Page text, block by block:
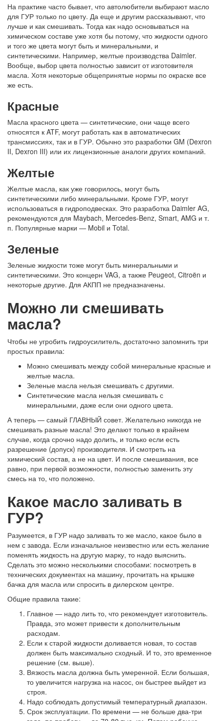
На практике часто бывает, что автолюбители выбирают масло
для ГУР только по цвету. Да еще и другим рассказывают, что
лучше и как смешивать. Тогда как надо основываться на
химическом составе уже хотя бы потому, что жидкости одного
и того же цвета могут быть и минеральными, и
синтетическими. Например, желтые производства Daimler.
Вообще, выбор цвета полностью зависит от изготовителя
масла. Хотя некоторые общепринятые нормы по окраске все
же есть.
Красные
Масла красного цвета — синтетические, они чаще всего
относятся к ATF, могут работать как в автоматических
трансмиссиях, так и в ГУР. Обычно это разработки GM (Dexron
II, Dexron III) или их лицензионные аналоги других компаний.
Желтые
Желтые масла, как уже говорилось, могут быть
синтетическими либо минеральными. Кроме ГУР, могут
использоваться в гидроподвесках. Это разработка Daimler AG,
рекомендуются для Maybach, Mercedes-Benz, Smart, AMG и т.
п. Популярные марки — Mobil и Total.
Зеленые
Зеленые жидкости тоже могут быть минеральными и
синтетическими. Это концерн VAG, а также Peugeot, Citroën и
некоторые другие. Для АКПП не предназначены.
Можно ли смешивать
масла?
Чтобы не угробить гидроусилитель, достаточно запомнить три
простых правила:
Можно смешивать между собой минеральные красные и
желтые масла.
Зеленые масла нельзя смешивать с другими.
Синтетические масла нельзя смешивать с
минеральными, даже если они одного цвета.
А теперь — самый ГЛАВНЫЙ совет. Желательно никогда не
смешивать разные масла! Это делают только в крайнем
случае, когда срочно надо долить, и только если есть
разрешение (допуск) производителя. И смотреть на
химический состав, а не на цвет. И после смешивания, все
равно, при первой возможности, полностью заменить эту
смесь на то, что положено.
Какое масло заливать в
ГУР?
Разумеется, в ГУР надо заливать то же масло, какое было в
нем с завода. Если изначальное неизвестно или есть желание
поменять жидкость на другую марку, то надо выяснить.
Сделать это можно несколькими способами: посмотреть в
технических документах на машину, прочитать на крышке
бачка для масла или спросить в дилерском центре.
Общие правила такие:
Главное — надо лить то, что рекомендует изготовитель.
Правда, это может привести к дополнительным
расходам.
Если к старой жидкости доливается новая, то состав
должен быть максимально сходный. И то, это временное
решение (см. выше).
Вязкость масла должна быть умеренной. Если большая,
то увеличится нагрузка на насос, он быстрее выйдет из
строя.
Надо соблюдать допустимый температурный диапазон.
Срок эксплуатации. По времени — не больше два-три